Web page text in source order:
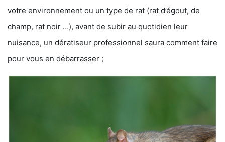
votre environnement ou un type de rat (rat d’égout, de
champ, rat noir …), avant de subir au quotidien leur
nuisance, un dératiseur professionnel saura comment faire
pour vous en débarrasser ;